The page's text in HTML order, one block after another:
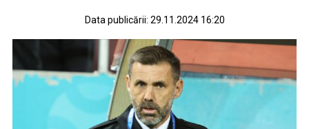
Data publicării: 29.11.2024 16:20